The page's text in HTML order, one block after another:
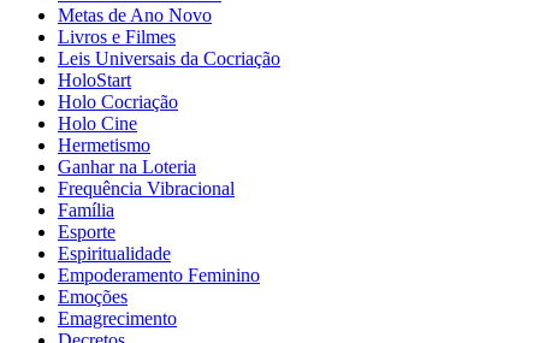
Metas de Ano Novo
Livros e Filmes
Leis Universais da Cocriação
HoloStart
Holo Cocriação
Holo Cine
Hermetismo
Ganhar na Loteria
Frequência Vibracional
Família
Esporte
Espiritualidade
Empoderamento Feminino
Emoções
Emagrecimento